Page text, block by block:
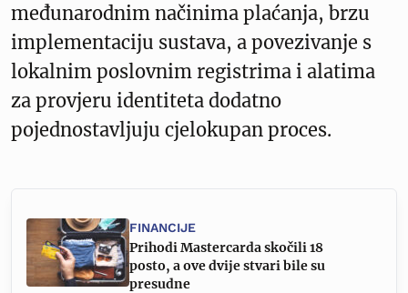
međunarodnim načinima plaćanja, brzu
implementaciju sustava, a povezivanje s
lokalnim poslovnim registrima i alatima
za provjeru identiteta dodatno
pojednostavljuju cjelokupan proces.
FINANCIJE
Prihodi Mastercarda skočili 18
posto, a ove dvije stvari bile su
presudne